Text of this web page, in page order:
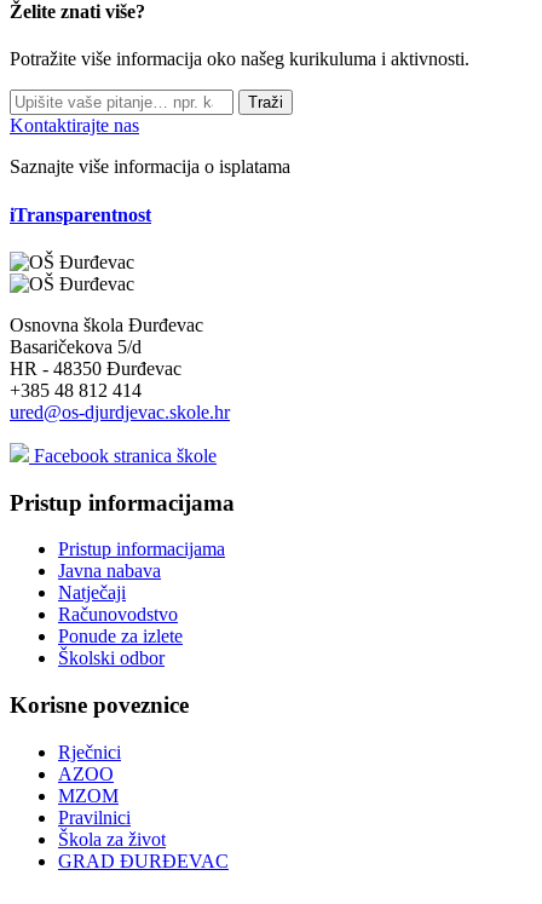
Želite znati više?
Potražite više informacija oko našeg kurikuluma i aktivnosti.
Traži
Kontaktirajte nas
Saznajte više informacija o isplatama
iTransparentnost
Osnovna škola Đurđevac
Basaričekova 5/d
HR - 48350 Đurđevac
+385 48 812 414
ured@os-djurdjevac.skole.hr
Facebook stranica škole
Pristup informacijama
Pristup informacijama
Javna nabava
Natječaji
Računovodstvo
Ponude za izlete
Školski odbor
Korisne poveznice
Rječnici
AZOO
MZOM
Pravilnici
Škola za život
GRAD ĐURĐEVAC